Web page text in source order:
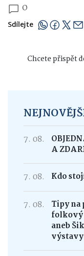
0
Sdílejte
Chcete přispět
7. 08.
A
7. 08. Kdo
7. 08.
Tipy na
folkový
aneb
výstavy